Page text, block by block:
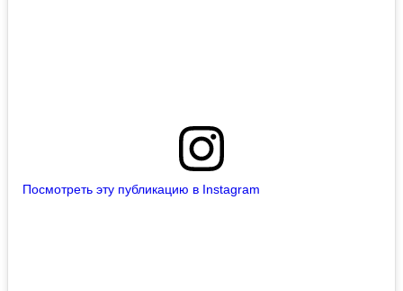
Посмотреть эту публикацию в Instagram